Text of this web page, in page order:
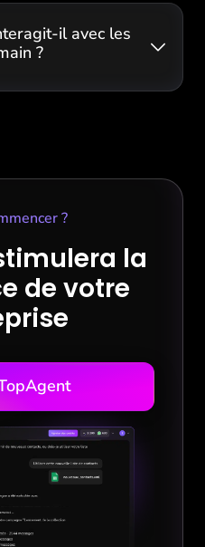
il avec les
?
?
la
de votre